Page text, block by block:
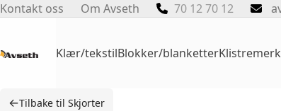
Skip
Kontakt oss Om Avseth 70 12 70 12
Klær/tekstilBlokker/blanketter
←Tilbake til Skjorter